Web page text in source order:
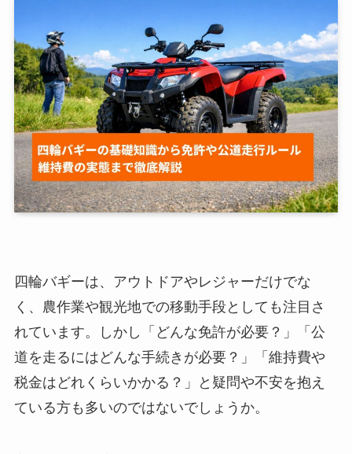
四輪バギーは、アウトドアやレジャーだけでな
く、農作業や観光地での移動手段としても注目さ
れています。しかし「どんな免許が必要？」「公
道を走るにはどんな手続きが必要？」「維持費や
税金はどれくらいかかる？」と疑問や不安を抱え
ている方も多いのではないでしょうか。